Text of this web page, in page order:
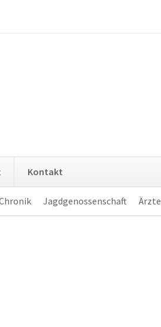
überspringen
Kontakt
Jagdgenossenschaft Ärzte